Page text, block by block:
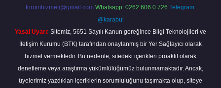
forumhizmeti@gmail.com Whatsapp: 0262 606 0 726 Telegram:
@karabul
Yasal Uyarı: Sitemiz, 5651 Sayılı Kanun gereğince Bilgi Teknolojileri ve
İletişim Kurumu (BTK) tarafından onaylanmış bir Yer Sağlayıcı olarak
hizmet vermektedir. Bu nedenle, sitedeki içerikleri proaktif olarak
denetleme veya araştırma yükümlülüğümüz bulunmamaktadır. Ancak,
üyelerimiz yazdıkları içeriklerin sorumluluğunu taşımakta olup, siteye